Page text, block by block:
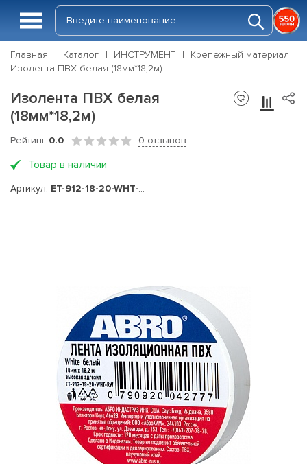
Главная Каталог ИНСТРУМЕНТ
Крепежный материал
Изолента ПВХ белая (18мм*18,2м)
Изолента ПВХ белая
(18мм*18,2м)
Рейтинг 0.0 0 отзывов
Товар в наличии
Артикул: ET-912-18-20-WHT-RW